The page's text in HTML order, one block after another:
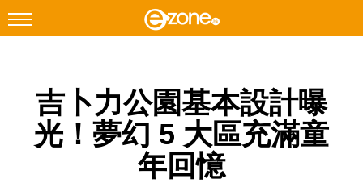
Facebook Instagram
科技焦點
吉卜力公園基本設計曝
光！夢幻 5 大區充滿童
年回憶